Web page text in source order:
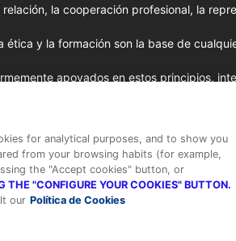
relación, la cooperación profesional, la
ética y la formación son la base de
apoyados en estos principios,
avanzados importados de EE.UU. y las
colaboradores habituales y
for analytical purposes, and to show you
from your browsing habits (for example,
the "Accept cookies" button, or
THE "CONFIGURE YOUR COOKIES" BUTTON.
our Política de Cookies